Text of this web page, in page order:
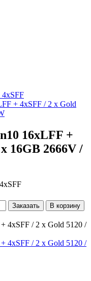
+ 4xSFF / 2 x Gold
16xLFF +
16GB 2666V /
Заказать В корзину